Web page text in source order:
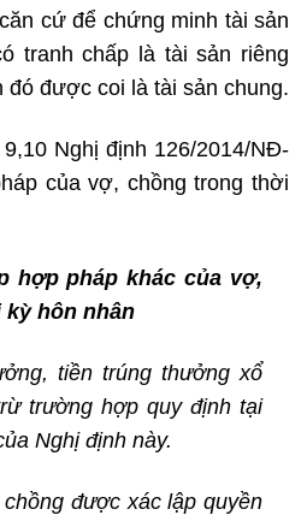
cứ để chứng minh tài sản
tranh chấp là tài sản riêng
đó được coi là tài sản chung.
Nghị định 126/2014/NĐ-
của vợ, chồng trong thời
hợp pháp khác của vợ,
hôn nhân
tiền trúng thưởng xổ
trường hợp quy định tại
Nghị định này.
được xác lập quyền